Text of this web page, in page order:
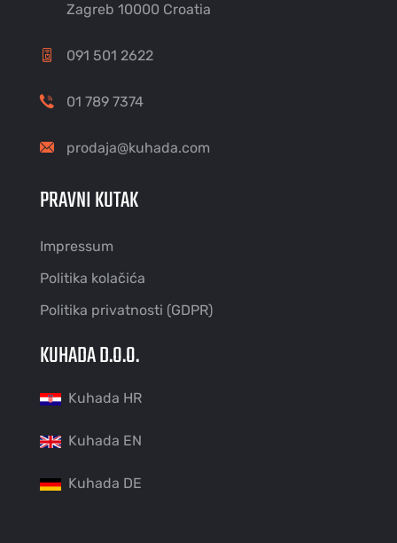
Zagreb 10000 Croatia
091 501 2622
01 789 7374
prodaja@kuhada.com
PRAVNI KUTAK
Impressum
Politika kolačića
Politika privatnosti (GDPR)
KUHADA D.O.O.
Kuhada HR
Kuhada EN
Kuhada DE